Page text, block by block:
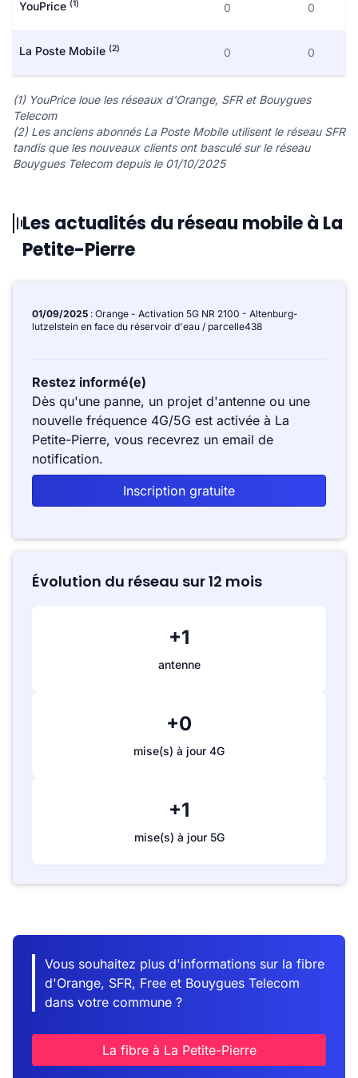
YouPrice (1) 0 0
La Poste Mobile (2) 0 0
(1) YouPrice loue les réseaux d'Orange, SFR et Bouygues
Telecom
(2) Les anciens abonnés La Poste Mobile utilisent le réseau SFR
tandis que les nouveaux clients ont basculé sur le réseau
Bouygues Telecom depuis le 01/10/2025
Les actualités du réseau mobile à La
Petite-Pierre
01/09/2025 : Orange - Activation 5G NR 2100 - Altenburg-
lutzelstein en face du réservoir d'eau / parcelle438
Restez informé(e)
Dès qu'une panne, un projet d'antenne ou une
nouvelle fréquence 4G/5G est activée à La
Petite-Pierre, vous recevrez un email de
notification.
Inscription gratuite
Évolution du réseau sur 12 mois
+1
antenne
+0
mise(s) à jour 4G
+1
mise(s) à jour 5G
Vous souhaitez plus d'informations sur la fibre
d'Orange, SFR, Free et Bouygues Telecom
dans votre commune ?
La fibre à La Petite-Pierre